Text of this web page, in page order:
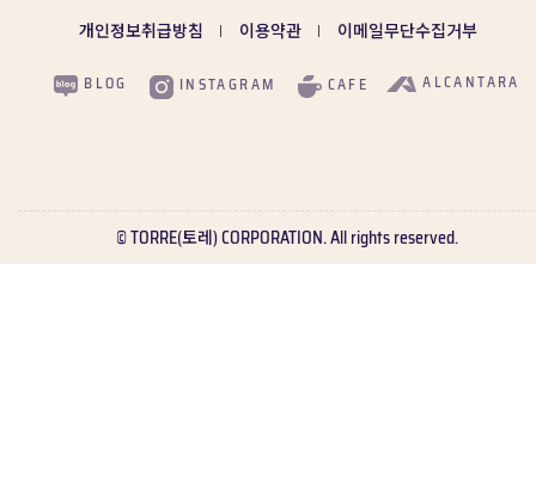
개인정보취급방침 이용약관 이메일무단수집거부
BLOG INSTAGRAM CAFE ALCANTARA
© TORRE(토레) CORPORATION. All rights reserved.